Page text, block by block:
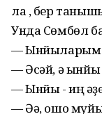
ла , бер
Унда Сөмбөл
— Ынйыларым
— Әсәй, ә ынйы
— Ынйы - иң
— Әә, ошо